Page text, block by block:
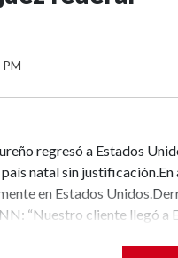
regresó a Estados
natal sin
en Estados
“Nuestro cliente llegó a